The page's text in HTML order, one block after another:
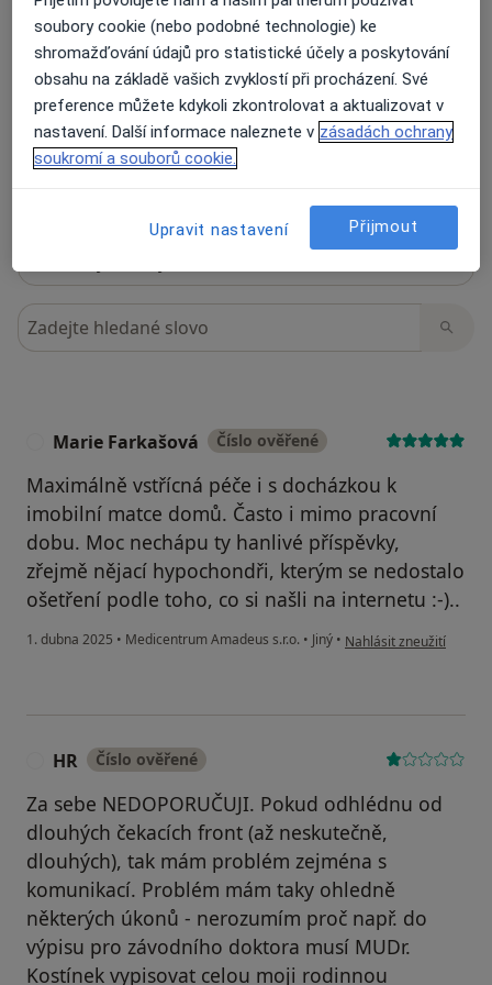
10 názorů
Recenze pacientů jsou pro nás důležité.
Specialisté nemají možnost zaplatit za
odstranění nebo změnu recenze pacienta.
Další informace.Další informace o názorech
Hledejte v názorech
Marie Farkašová Číslo ověřené
Maximálně vstřícná péče i s docházkou k
imobilní matce domů. Často i mimo pracovní
dobu. Moc nechápu ty hanlivé příspěvky,
zřejmě nějací hypochondři, kterým se nedostalo
ošetření podle toho, co si našli na internetu :-)..
1. dubna 2025 • Medicentrum Amadeus s.r.o. • Jiný • podle názoru uživatele
Nahlásit zneužití
HR Číslo ověřené
Za sebe NEDOPORUČUJI. Pokud odhlédnu od
dlouhých čekacích front (až neskutečně,
dlouhých), tak mám problém zejména s
komunikací. Problém mám taky ohledně
některých úkonů - nerozumím proč např. do
výpisu pro závodního doktora musí MUDr.
Kostínek vypisovat celou moji rodinnou
soubory cookie (nebo podobné technologie) ke
shromažďování údajů pro statistické účely a poskytování
obsahu na základě vašich zvyklostí při procházení. Své
preference můžete kdykoli zkontrolovat a aktualizovat v
nastavení. Další informace naleznete v zásadách ochrany
soukromí a souborů cookie.
Upravit nastavení Přijmout